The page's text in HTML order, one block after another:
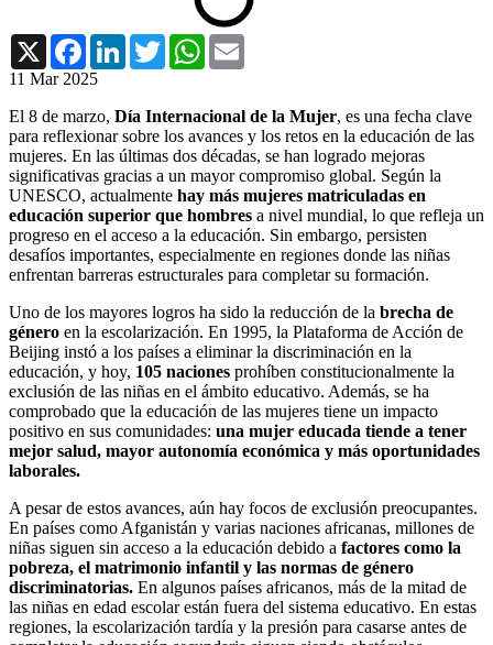
X FacebookLinkedInTwitterWhatsApp
11 Mar 2025
El 8 de marzo, Día Internacional de la Mujer, es una fecha clave
para reflexionar sobre los avances y los retos en la educación de las
mujeres. En las últimas dos décadas, se han logrado mejoras
significativas gracias a un mayor compromiso global. Según la
UNESCO, actualmente hay más mujeres matriculadas en
educación superior que hombres a nivel mundial, lo que refleja un
progreso en el acceso a la educación. Sin embargo, persisten
desafíos importantes, especialmente en regiones donde las niñas
enfrentan barreras estructurales para completar su formación.
Uno de los mayores logros ha sido la reducción de la brecha de
género en la escolarización. En 1995, la Plataforma de Acción de
Beijing instó a los países a eliminar la discriminación en la
educación, y hoy, 105 naciones prohíben constitucionalmente la
exclusión de las niñas en el ámbito educativo. Además, se ha
comprobado que la educación de las mujeres tiene un impacto
positivo en sus comunidades: una mujer educada tiende a tener
mejor salud, mayor autonomía económica y más oportunidades
laborales.
A pesar de estos avances, aún hay focos de exclusión preocupantes.
En países como Afganistán y varias naciones africanas, millones de
niñas siguen sin acceso a la educación debido a factores como la
pobreza, el matrimonio infantil y las normas de género
discriminatorias. En algunos países africanos, más de la mitad de
las niñas en edad escolar están fuera del sistema educativo. En estas
regiones, la escolarización tardía y la presión para casarse antes de